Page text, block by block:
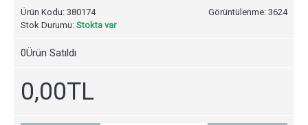
Görüntülenme: 3624
Ürün Kodu: 380174
Stok Durumu: Stokta var
0Ürün Satıldı
0,00TL